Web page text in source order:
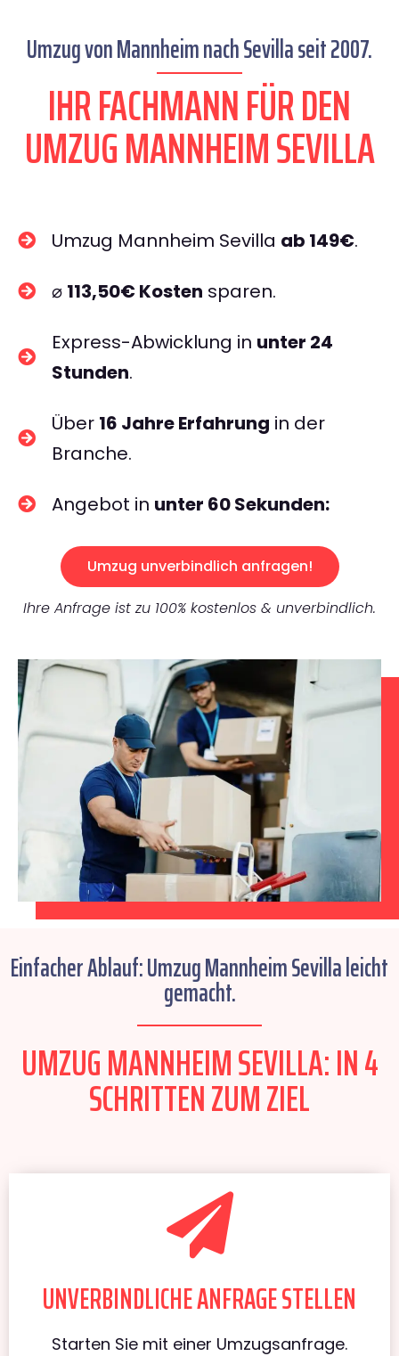
Umzug von Mannheim nach Sevilla seit 2007.
IHR FACHMANN FÜR DEN
UMZUG MANNHEIM SEVILLA
Umzug Mannheim Sevilla ab 149€.
⌀ 113,50€ Kosten sparen.
Express-Abwicklung in unter 24
Stunden.
Über 16 Jahre Erfahrung in der
Branche.
Angebot in unter 60 Sekunden:
Umzug unverbindlich anfragen!
Ihre Anfrage ist zu 100% kostenlos & unverbindlich.
Einfacher Ablauf: Umzug Mannheim Sevilla leicht
gemacht.
UMZUG MANNHEIM SEVILLA: IN 4
SCHRITTEN ZUM ZIEL
UNVERBINDLICHE ANFRAGE STELLEN
Starten Sie mit einer Umzugsanfrage.